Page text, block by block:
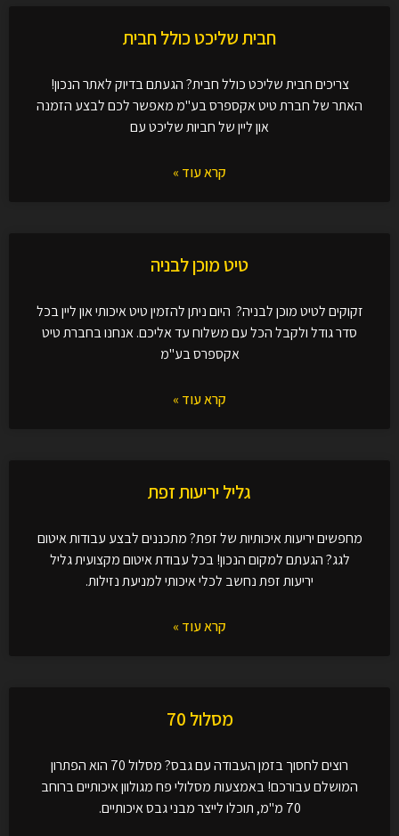
חבית שליכט כולל חבית
צריכים חבית שליכט כולל חבית? הגעתם בדיוק לאתר הנכון!
האתר של חברת טיט אקספרס בע"מ מאפשר לכם לבצע הזמנה
און ליין של חביות שליכט עם
קרא עוד »
טיט מוכן לבניה
זקוקים לטיט מוכן לבניה? היום ניתן להזמין טיט איכותי און ליין בכל
סדר גודל ולקבל הכל עם משלוח עד אליכם. אנחנו בחברת טיט
אקספרס בע"מ
קרא עוד »
גליל יריעות זפת
מחפשים יריעות איכותיות של זפת? מתכננים לבצע עבודות איטום
לגג? הגעתם למקום הנכון! בכל עבודת איטום מקצועית גליל
יריעות זפת נחשב לכלי איכותי למניעת נזילות.
קרא עוד »
מסלול 70
רוצים לחסוך בזמן העבודה עם גבס? מסלול 70 הוא הפתרון
המושלם עבורכם! באמצעות מסלולי פח מגולוון איכותיים ברוחב
70 מ"מ, תוכלו לייצר מבני גבס איכותיים.